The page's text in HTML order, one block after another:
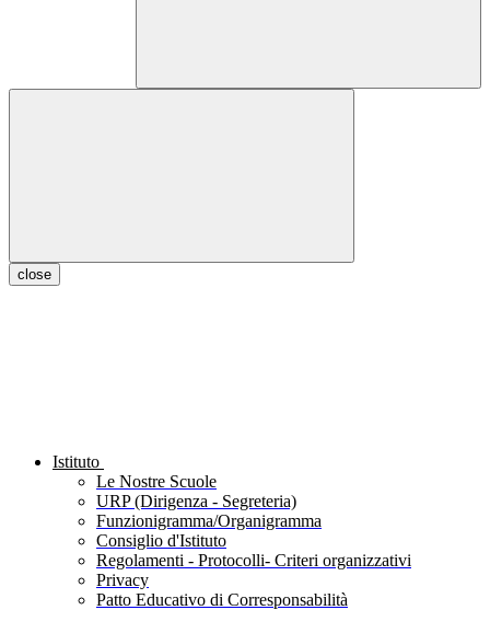
close
Istituto
Le Nostre Scuole
URP (Dirigenza - Segreteria)
Funzionigramma/Organigramma
Consiglio d'Istituto
Regolamenti - Protocolli- Criteri organizzativi
Privacy
Patto Educativo di Corresponsabilità